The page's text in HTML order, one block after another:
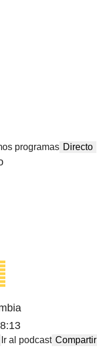
programas Directo
Ir al podcast Compartir